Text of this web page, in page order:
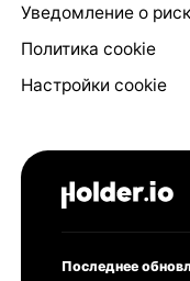
Уведомление о
Политика cookie
Настройки cookie
Последнее